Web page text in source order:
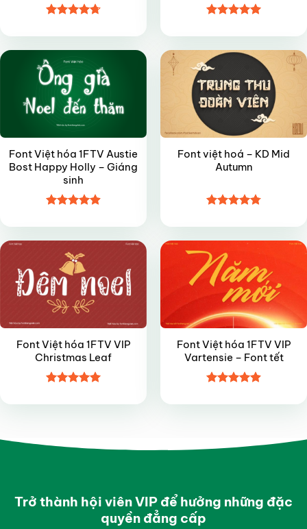
hạng4.75
sao
hạng55
sao
Font Việt hóa 1FTV Austie
Bost Happy Holly – Giáng
sinh
hạng4.95
sao
Font việt hoá – KD Mid
Autumn
hạng4.85
sao
Font Việt hóa 1FTV VIP
Christmas Leaf
hạng55
Font Việt hóa 1FTV VIP
Vartensie – Font tết
hạng4.95
Trở thành hội viên VIP để hưởng những đặc
quyền đẳng cấp